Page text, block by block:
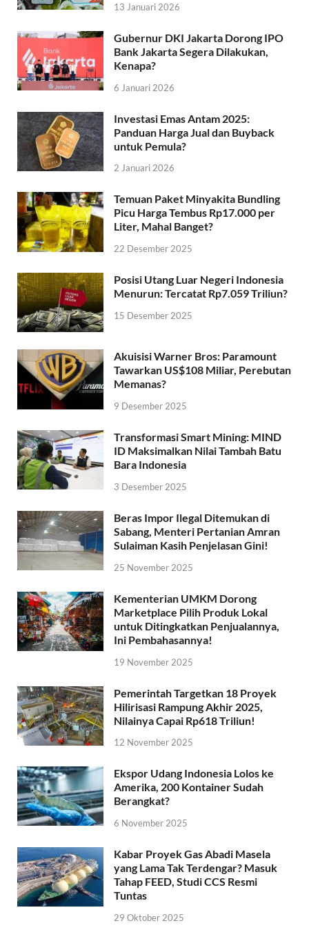
13 Januari 2026
Gubernur DKI Jakarta Dorong IPO
Bank Jakarta Segera Dilakukan,
Kenapa?
6 Januari 2026
Investasi Emas Antam 2025:
Panduan Harga Jual dan Buyback
untuk Pemula?
2 Januari 2026
Temuan Paket Minyakita Bundling
Picu Harga Tembus Rp17.000 per
Liter, Mahal Banget?
22 Desember 2025
Posisi Utang Luar Negeri Indonesia
Menurun: Tercatat Rp7.059 Triliun?
15 Desember 2025
Akuisisi Warner Bros: Paramount
Tawarkan US$108 Miliar, Perebutan
Memanas?
9 Desember 2025
Transformasi Smart Mining: MIND
ID Maksimalkan Nilai Tambah Batu
Bara Indonesia
3 Desember 2025
Beras Impor Ilegal Ditemukan di
Sabang, Menteri Pertanian Amran
Sulaiman Kasih Penjelasan Gini!
25 November 2025
Kementerian UMKM Dorong
Marketplace Pilih Produk Lokal
untuk Ditingkatkan Penjualannya,
Ini Pembahasannya!
19 November 2025
Pemerintah Targetkan 18 Proyek
Hilirisasi Rampung Akhir 2025,
Nilainya Capai Rp618 Triliun!
12 November 2025
Ekspor Udang Indonesia Lolos ke
Amerika, 200 Kontainer Sudah
Berangkat?
6 November 2025
Kabar Proyek Gas Abadi Masela
yang Lama Tak Terdengar? Masuk
Tahap FEED, Studi CCS Resmi
Tuntas
29 Oktober 2025